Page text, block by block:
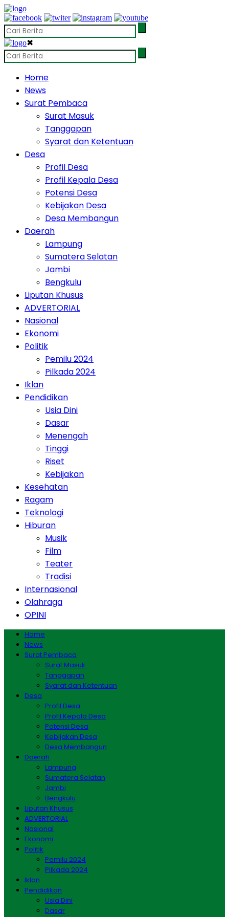
✖
Home
News
Surat Pembaca
Surat Masuk
Tanggapan
Syarat dan Ketentuan
Desa
Profil Desa
Profil Kepala Desa
Potensi Desa
Kebijakan Desa
Desa Membangun
Daerah
Lampung
Sumatera Selatan
Jambi
Bengkulu
Liputan Khusus
ADVERTORIAL
Nasional
Ekonomi
Politik
Pemilu 2024
Pilkada 2024
Iklan
Pendidikan
Usia Dini
Dasar
Menengah
Tinggi
Riset
Kebijakan
Kesehatan
Ragam
Teknologi
Hiburan
Musik
Film
Teater
Tradisi
Internasional
Olahraga
OPINI
Home
News
Surat Pembaca
Surat Masuk
Tanggapan
Syarat dan Ketentuan
Desa
Profil Desa
Profil Kepala Desa
Potensi Desa
Kebijakan Desa
Desa Membangun
Daerah
Lampung
Sumatera Selatan
Jambi
Bengkulu
Liputan Khusus
ADVERTORIAL
Nasional
Ekonomi
Politik
Pemilu 2024
Pilkada 2024
Iklan
Pendidikan
Usia Dini
Dasar